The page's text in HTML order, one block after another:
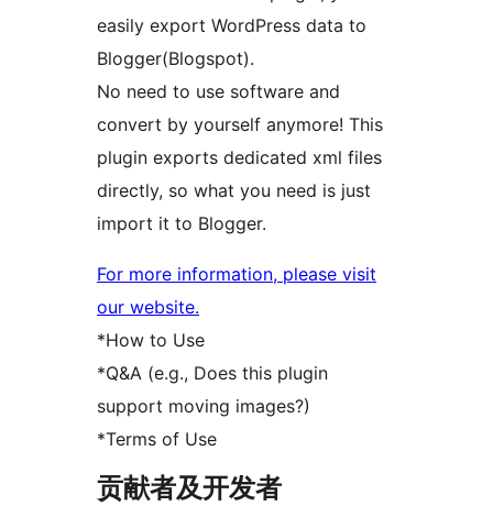
easily export WordPress data to
Blogger(Blogspot).
No need to use software and
convert by yourself anymore! This
plugin exports dedicated xml files
directly, so what you need is just
import it to Blogger.
For more information, please visit
our website.
*How to Use
*Q&A (e.g., Does this plugin
support moving images?)
*Terms of Use
贡献者及开发者